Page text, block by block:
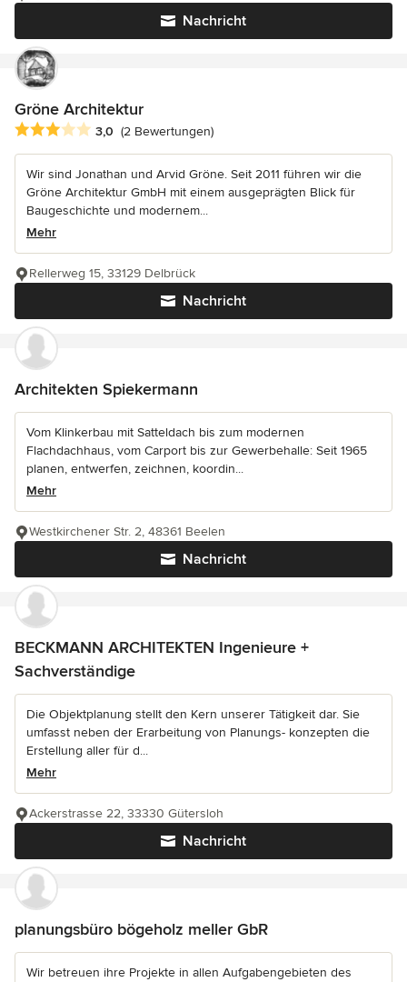
Nachricht
Gröne Architektur
Durchschnittliche Bewertung: 3 von 5 Sternen
3,0 (2 Bewertungen)
Wir sind Jonathan und Arvid Gröne. Seit 2011 führen wir die
Gröne Architektur GmbH mit einem ausgeprägten Blick für
Baugeschichte und modernem...
Mehr
Nachricht
Rellerweg 15, 33129 Delbrück
Architekten Spiekermann
Vom Klinkerbau mit Satteldach bis zum modernen
Flachdachhaus, vom Carport bis zur Gewerbehalle: Seit 1965
planen, entwerfen, zeichnen, koordin...
Mehr
Nachricht
Westkirchener Str. 2, 48361 Beelen
BECKMANN ARCHITEKTEN Ingenieure +
Sachverständige
Die Objektplanung stellt den Kern unserer Tätigkeit dar. Sie
umfasst neben der Erarbeitung von Planungs- konzepten die
Erstellung aller für d...
Mehr
Nachricht
Ackerstrasse 22, 33330 Gütersloh
planungsbüro bögeholz meller GbR
Wir betreuen ihre Projekte in allen Aufgabengebieten des